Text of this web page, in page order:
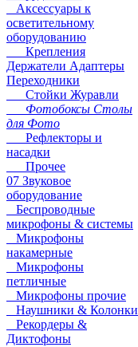
Аксессуары к
осветительному
оборудованию
Крепления
Держатели Адаптеры
Переходники
Стойки Журавли
Фотобоксы Столы
для Фото
Рефлекторы и
насадки
Прочее
07 Звуковое
оборудование
Беспроводные
микрофоны & системы
Микрофоны
накамерные
Микрофоны
петличные
Микрофоны прочие
Наушники & Колонки
Рекордеры &
Диктофоны